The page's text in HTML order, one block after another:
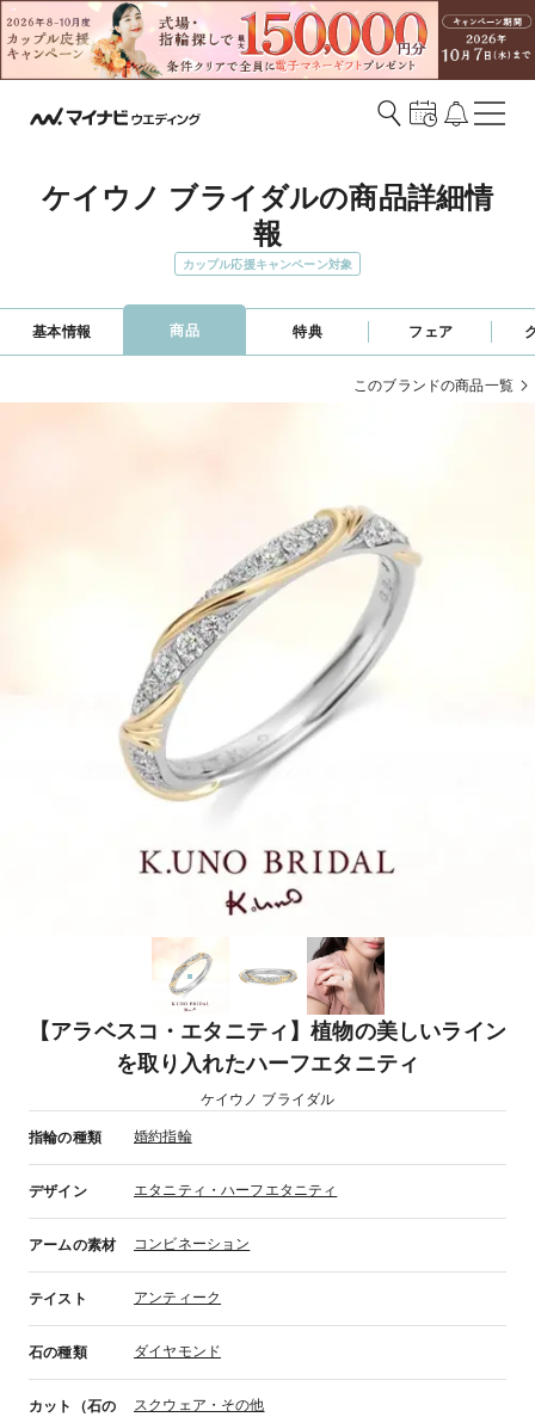
ケイウノ ブライダルの商品詳細情
報
カップル応援キャンペーン対象
基本情報 商品 特典 フェア
このブランドの商品一覧
【アラベスコ・エタニティ】植物の美しいライン
を取り入れたハーフエタニティ
ケイウノ ブライダル
指輪の種類 婚約指輪
デザイン エタニティ・ハーフエタニティ
アームの素材 コンビネーション
テイスト アンティーク
石の種類 ダイヤモンド
カット（石の
スクウェア・その他